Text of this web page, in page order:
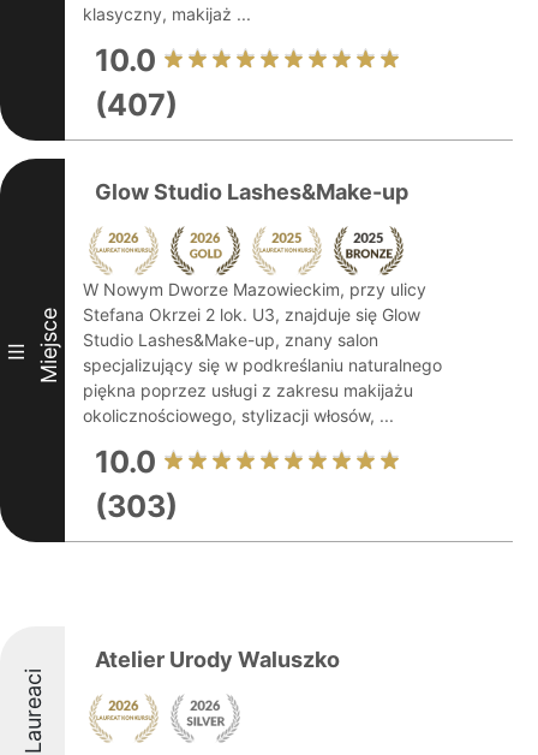
klasyczny, makijaż ...
10.0
(407)
III Miejsce
Glow Studio Lashes&Make-up
W Nowym Dworze Mazowieckim, przy ulicy
Stefana Okrzei 2 lok. U3, znajduje się Glow
Studio Lashes&Make-up, znany salon
specjalizujący się w podkreślaniu naturalnego
piękna poprzez usługi z zakresu makijażu
okolicznościowego, stylizacji włosów, ...
10.0
(303)
Laureaci
Atelier Urody Waluszko